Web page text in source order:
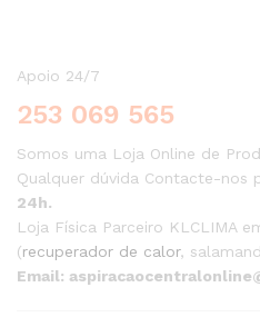
Apoio 24/7
253 069 565
Somos uma Loja Online de
Qualquer dúvida Contacte-nos
24h.
Loja Física Parceiro KLCLIMA
(recuperador de calor,
Email: